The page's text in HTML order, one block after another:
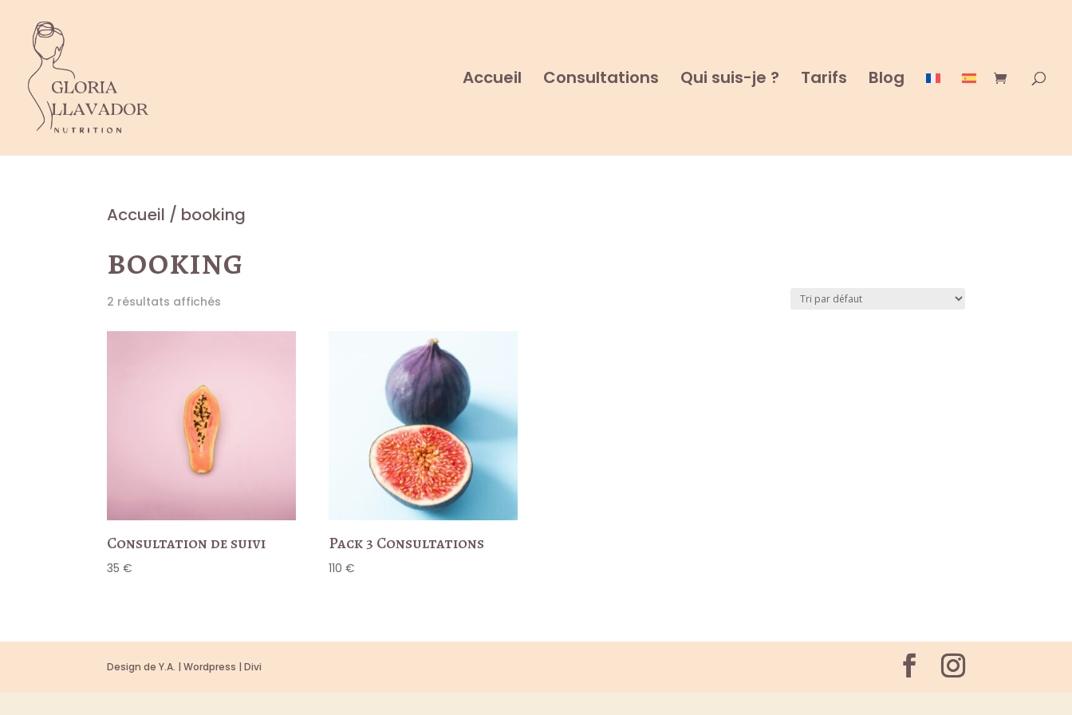
Accueil Consultations Qui suis-je ? Tarifs Blog
Accueil / booking
booking
2 résultats affichés
Consultation de suivi
35€
Pack 3 Consultations
110€
Design de Y.A. | Wordpress | Divi